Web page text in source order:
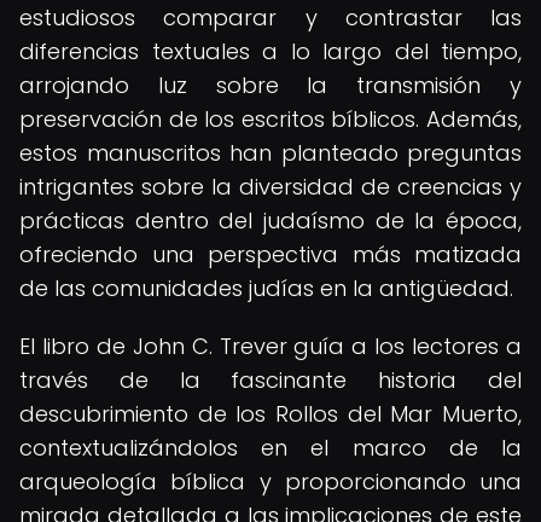
estudiosos comparar y contrastar las
diferencias textuales a lo largo del tiempo,
arrojando luz sobre la transmisión y
preservación de los escritos bíblicos. Además,
estos manuscritos han planteado preguntas
intrigantes sobre la diversidad de creencias y
prácticas dentro del judaísmo de la época,
ofreciendo una perspectiva más matizada
de las comunidades judías en la antigüedad.
El libro de John C. Trever guía a los lectores a
través de la fascinante historia del
descubrimiento de los Rollos del Mar Muerto,
contextualizándolos en el marco de la
arqueología bíblica y proporcionando una
mirada detallada a las implicaciones de este